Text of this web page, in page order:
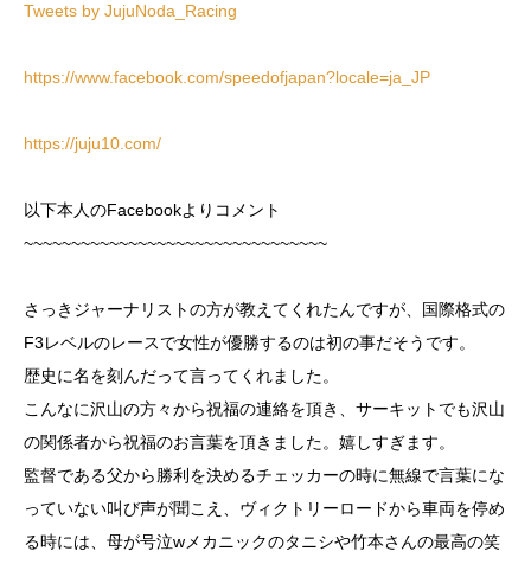
Tweets by JujuNoda_Racing
https://www.facebook.com/speedofjapan?locale=ja_JP
https://juju10.com/
以下本人のFacebookよりコメント
~~~~~~~~~~~~~~~~~~~~~~~~~~~~~~~~
さっきジャーナリストの方が教えてくれたんですが、国際格式の
F3レベルのレースで女性が優勝するのは初の事だそうです。
歴史に名を刻んだって言ってくれました。
こんなに沢山の方々から祝福の連絡を頂き、サーキットでも沢山
の関係者から祝福のお言葉を頂きました。嬉しすぎます。
監督である父から勝利を決めるチェッカーの時に無線で言葉にな
っていない叫び声が聞こえ、ヴィクトリーロードから車両を停め
る時には、母が号泣wメカニックのタニシや竹本さんの最高の笑